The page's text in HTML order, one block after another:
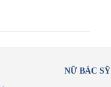
NỮ BÁC SỸ